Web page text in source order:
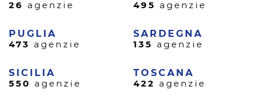
26 agenzie 495 agenzie
PUGLIA
473 agenzie
SARDEGNA
135 agenzie
SICILIA
550 agenzie
TOSCANA
422 agenzie